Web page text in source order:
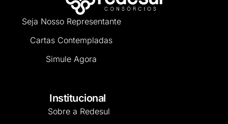
Seja Nosso Representante
Cartas Contempladas
Simule Agora
Institucional
Sobre a Redesul